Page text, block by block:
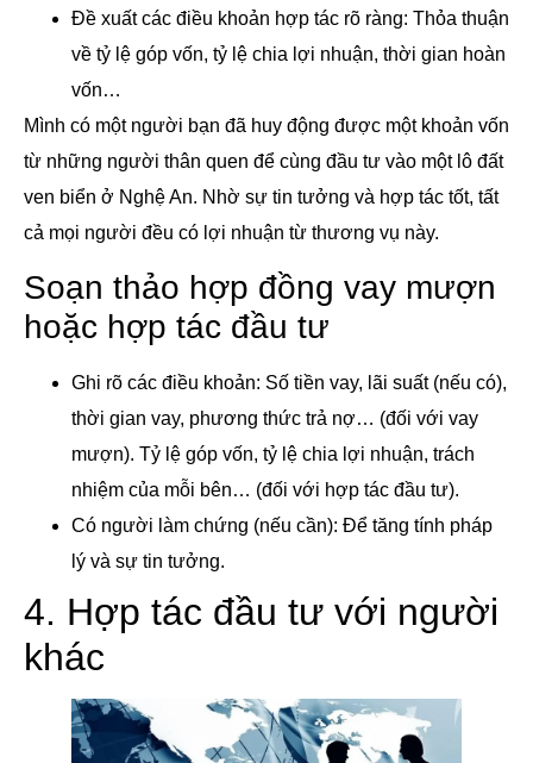
Đề xuất các điều khoản hợp tác rõ ràng: Thỏa thuận
về tỷ lệ góp vốn, tỷ lệ chia lợi nhuận, thời gian hoàn
vốn…
Mình có một người bạn đã huy động được một khoản vốn
từ những người thân quen để cùng đầu tư vào một lô đất
ven biển ở Nghệ An. Nhờ sự tin tưởng và hợp tác tốt, tất
cả mọi người đều có lợi nhuận từ thương vụ này.
Soạn thảo hợp đồng vay mượn
hoặc hợp tác đầu tư
Ghi rõ các điều khoản: Số tiền vay, lãi suất (nếu có),
thời gian vay, phương thức trả nợ… (đối với vay
mượn). Tỷ lệ góp vốn, tỷ lệ chia lợi nhuận, trách
nhiệm của mỗi bên… (đối với hợp tác đầu tư).
Có người làm chứng (nếu cần): Để tăng tính pháp
lý và sự tin tưởng.
4. Hợp tác đầu tư với người
khác